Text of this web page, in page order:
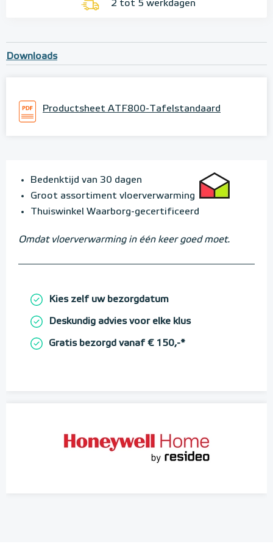
2 tot 5 werkdagen
Downloads
Productsheet ATF800-Tafelstandaard
Bedenktijd van 30 dagen
Groot assortiment vloerverwarming
Thuiswinkel Waarborg-gecertificeerd
Omdat vloerverwarming in één keer goed moet.
Kies zelf uw bezorgdatum
Deskundig advies voor elke klus
Gratis bezorgd vanaf € 150,-*